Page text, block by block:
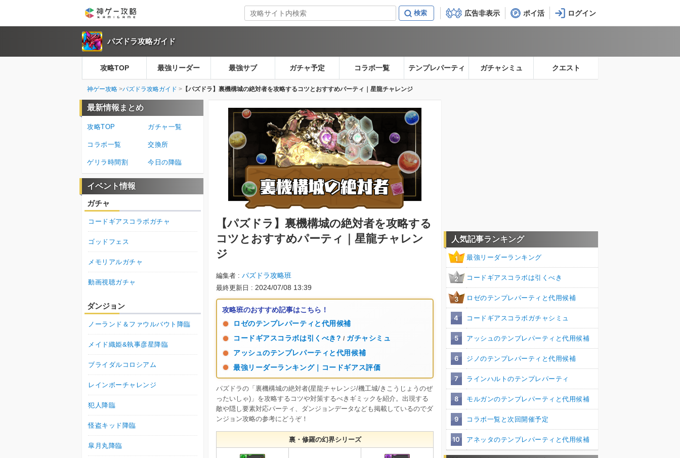
広告非表示 ポイ活
パズドラ攻略ガイド
攻略TOP 最強リーダー 最強サブ ガチャ予定 コラボ一覧 テンプレパーティ ガチャシミュ クエスト
神ゲー攻略 パズドラ攻略ガイド 【パズドラ】裏機構城の絶対者を攻略するコツとおすすめパーティ｜星龍チャレンジ
【パズドラ】 裏機構城の絶対者を攻略する
コツとおすすめパーティ｜星龍チャレン
ジ
編集者 パズドラ攻略班
最終更新日 2024/07/08 13:39
攻略班のおすすめ記事はこちら！
ロゼのテンプレパーティと代用候補
コードギアスコラボは引くべき? / ガチャシミュ
アッシュのテンプレパーティと代用候補
最強リーダーランキング｜コードギアス評価
パズドラの「裏機構城の絶対者(星龍チャレンジ/機工城/きこうじょうのぜ
ったいしゃ)」を攻略するコツや対策するべきギミックを紹介。出現する
敵や隠し要素対応パーティ、ダンジョンデータなども掲載しているのでダ
ンジョン攻略の参考にどうぞ！
裏・修羅の幻界シリーズ
人気記事ランキング
1 最強リーダーランキング
2 コードギアスコラボは引くべき
3 ロゼのテンプレパーティと代用候補
4 コードギアスコラボガチャシミュ
5 アッシュのテンプレパーティと代用候補
6 ジノのテンプレパーティと代用候補
7 ラインハルトのテンプレパーティ
8 モルガンのテンプレパーティと代用候補
9 コラボ一覧と次回開催予定
10 アネッタのテンプレパーティと代用候補
最新情報まとめ
攻略TOP ガチャ一覧
コラボ一覧 交換所
ゲリラ時間割 今日の降臨
イベント情報
ガチャ
コードギアスコラボガチャ
ゴッドフェス
メモリアルガチャ
動画視聴ガチャ
ダンジョン
ノーランド＆ファウルバウト降臨
メイド織姫&執事彦星降臨
ブライダルコロシアム
レインボーチャレンジ
犯人降臨
怪盗キッド降臨
皐月丸降臨